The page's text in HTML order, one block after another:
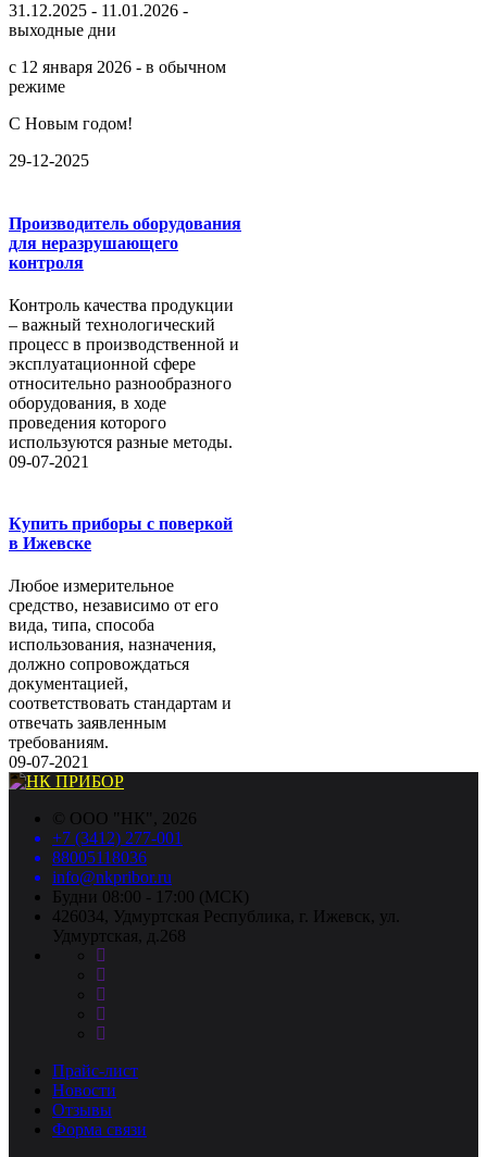
31.12.2025 - 11.01.2026 -
выходные дни
с 12 января 2026 - в обычном
режиме
С Новым годом!
29-12-2025
Производитель оборудования
для неразрушающего
контроля
Контроль качества продукции
– важный технологический
процесс в производственной и
эксплуатационной сфере
относительно разнообразного
оборудования, в ходе
проведения которого
используются разные методы.
09-07-2021
Купить приборы с поверкой
в Ижевске
Любое измерительное
средство, независимо от его
вида, типа, способа
использования, назначения,
должно сопровождаться
документацией,
соответствовать стандартам и
отвечать заявленным
требованиям.
09-07-2021
© ООО "НК", 2026
+7 (3412) 277-001
88005118036
info@nkpribor.ru
Будни 08:00 - 17:00 (МСК)
426034, Удмуртская Республика, г. Ижевск, ул.
Удмуртская, д.268
Прайс-лист
Новости
Отзывы
Форма связи